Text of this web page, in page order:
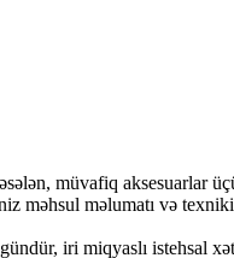
müvafiq aksesuarlar
məhsul məlumatı və
iri miqyaslı istehsal